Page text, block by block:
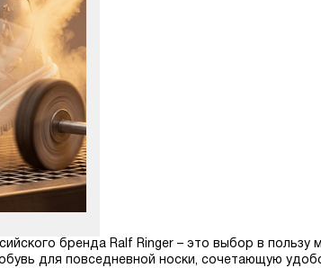
бренда Ralf Ringer – это выбор в
для повседневной носки, сочетающую